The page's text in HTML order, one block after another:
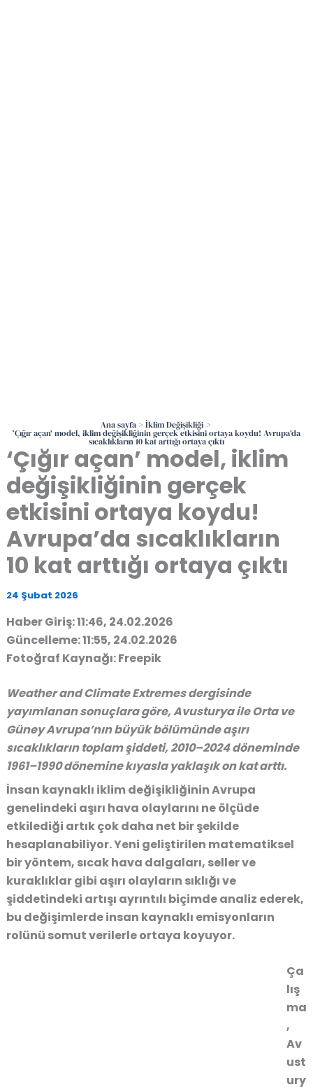
Ana sayfa İklim Değişikliği
‘Çığır açan’ model, iklim değişikliğinin gerçek etkisini ortaya koydu! Avrupa’da
sıcaklıkların 10 kat arttığı ortaya çıktı
‘Çığır açan’ model, iklim
değişikliğinin gerçek
etkisini ortaya koydu!
Avrupa’da sıcaklıkların
10 kat arttığı ortaya çıktı
24 Şubat 2026
Haber Giriş: 11:46, 24.02.2026
Güncelleme: 11:55, 24.02.2026
Fotoğraf Kaynağı: Freepik
Weather and Climate Extremes dergisinde
yayımlanan sonuçlara göre, Avusturya ile Orta ve
Güney Avrupa’nın büyük bölümünde aşırı
sıcaklıkların toplam şiddeti, 2010–2024 döneminde
1961–1990 dönemine kıyasla yaklaşık on kat arttı.
İnsan kaynaklı iklim değişikliğinin Avrupa
genelindeki aşırı hava olaylarını ne ölçüde
etkilediği artık çok daha net bir şekilde
hesaplanabiliyor. Yeni geliştirilen matematiksel
bir yöntem, sıcak hava dalgaları, seller ve
kuraklıklar gibi aşırı olayların sıklığı ve
şiddetindeki artışı ayrıntılı biçimde analiz ederek,
bu değişimlerde insan kaynaklı emisyonların
rolünü somut verilerle ortaya koyuyor.
Ça
lış
ma
,
Av
ust
ury